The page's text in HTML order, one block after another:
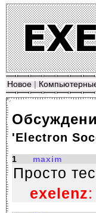
Новое |
'Electron
1 maxim
Просто
exelenz